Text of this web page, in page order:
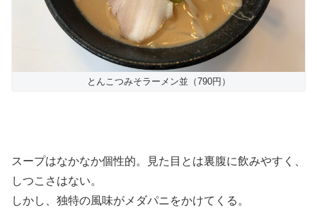
とんこつみそラーメン並（790円）
スープはなかなか個性的。見た目とは裏腹に飲みやすく、
しつこさはない。
しかし、独特の風味がメダパニをかけてくる。